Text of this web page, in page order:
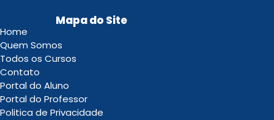
Mapa do Site
Home
Quem Somos
Todos os Cursos
Contato
Portal do Aluno
Portal do Professor
Politica de Privacidade